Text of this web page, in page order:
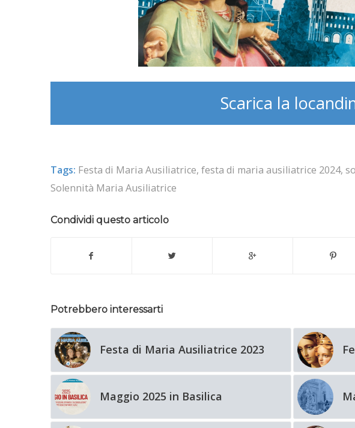
Scarica la
Tags: Festa di Maria Ausiliatrice, festa di maria ausiliatrice 2024,
Solennità Maria Ausiliatrice
Condividi questo articolo
Potrebbero interessarti
Festa di Maria Ausiliatrice 2023
Maggio 2025 in Basilica